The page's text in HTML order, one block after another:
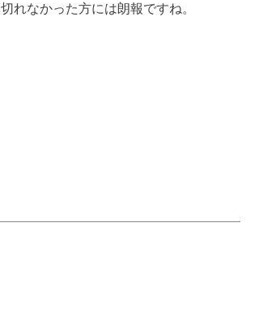
れなかった方には朗報ですね。